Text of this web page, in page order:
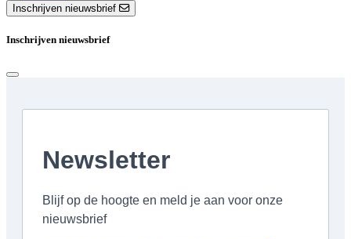
Inschrijven nieuwsbrief
Inschrijven nieuwsbrief